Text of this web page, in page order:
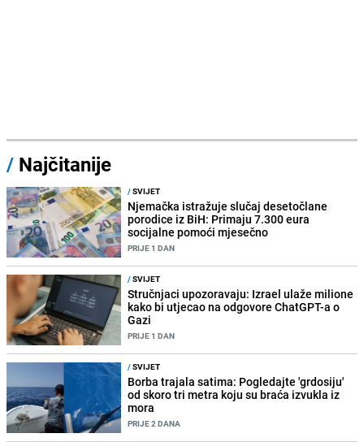
/ Najčitanije
/SVIJET
Njemačka istražuje slučaj desetočlane
porodice iz BiH: Primaju 7.300 eura
socijalne pomoći mjesečno
PRIJE 1 DAN
/SVIJET
Stručnjaci upozoravaju: Izrael ulaže milione
kako bi utjecao na odgovore ChatGPT-a o
Gazi
PRIJE 1 DAN
/SVIJET
Borba trajala satima: Pogledajte 'grdosiju'
od skoro tri metra koju su braća izvukla iz
mora
PRIJE 2 DANA